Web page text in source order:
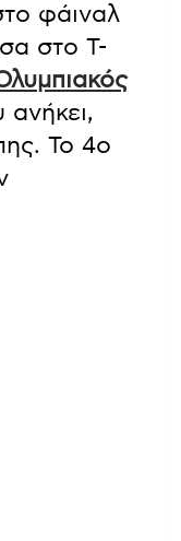
φάιναλ
στο T-
Το 4ο